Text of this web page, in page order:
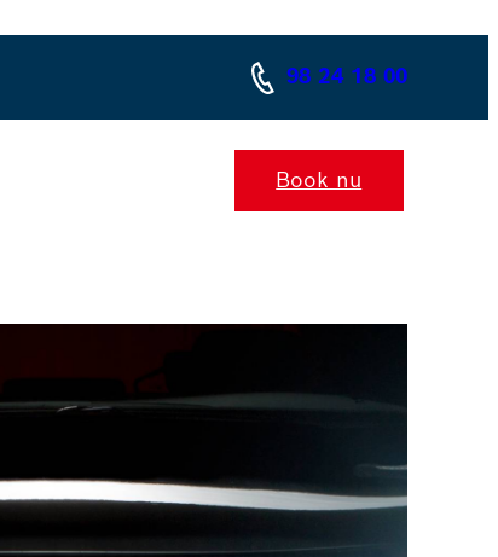
98 24 18 00
Book nu